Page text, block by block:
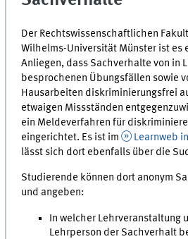
Der Rechtswissenschaftlichen
Wilhelms-Universität Münster ist es
Anliegen, dass Sachverhalte von in
besprochenen Übungsfällen sowie
Hausarbeiten diskriminierungsfrei
etwaigen Missständen
ein Meldeverfahren für
eingerichtet. Es ist im
Learnweb
lässt sich dort ebenfalls über die
Studierende können dort anonym
und angeben:
In welcher Lehrveranstaltung
Lehrperson der Sachverhalt